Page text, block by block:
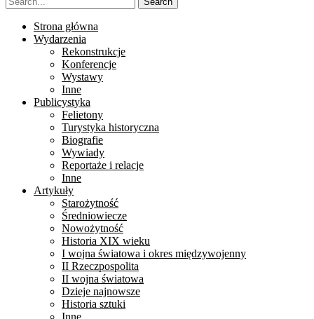
Strona główna
Wydarzenia
Rekonstrukcje
Konferencje
Wystawy
Inne
Publicystyka
Felietony
Turystyka historyczna
Biografie
Wywiady
Reportaże i relacje
Inne
Artykuły
Starożytność
Średniowiecze
Nowożytność
Historia XIX wieku
I wojna światowa i okres międzywojenny
II Rzeczpospolita
II wojna światowa
Dzieje najnowsze
Historia sztuki